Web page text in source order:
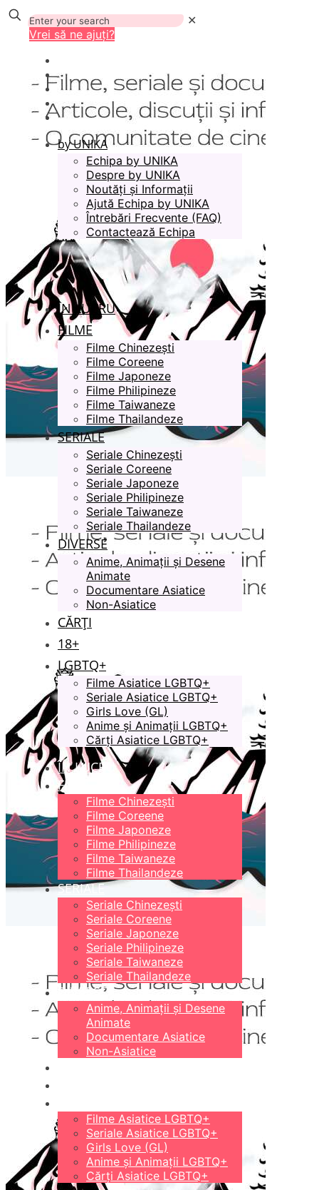
✕
Vrei să ne ajuți?
by UNIKA
Echipa by UNIKA
Despre by UNIKA
Noutăți și Informații
Ajută Echipa by UNIKA
Întrebări Frecvente (FAQ)
Contactează Echipa
ÎN LUCRU
FILME
Filme Chinezești
Filme Coreene
Filme Japoneze
Filme Philipineze
Filme Taiwaneze
Filme Thailandeze
SERIALE
Seriale Chinezești
Seriale Coreene
Seriale Japoneze
Seriale Philipineze
Seriale Taiwaneze
Seriale Thailandeze
DIVERSE
Anime, Animații și Desene
Animate
Documentare Asiatice
Non-Asiatice
CĂRȚI
18+
LGBTQ+
Filme Asiatice LGBTQ+
Seriale Asiatice LGBTQ+
Girls Love (GL)
Anime și Animații LGBTQ+
Cărți Asiatice LGBTQ+
ÎN LUCRU
FILME
Filme Chinezești
Filme Coreene
Filme Japoneze
Filme Philipineze
Filme Taiwaneze
Filme Thailandeze
SERIALE
Seriale Chinezești
Seriale Coreene
Seriale Japoneze
Seriale Philipineze
Seriale Taiwaneze
Seriale Thailandeze
DIVERSE
Anime, Animații și Desene
Animate
Documentare Asiatice
Non-Asiatice
Filme Asiatice LGBTQ+
Seriale Asiatice LGBTQ+
Girls Love (GL)
Anime și Animații LGBTQ+
Cărți Asiatice LGBTQ+